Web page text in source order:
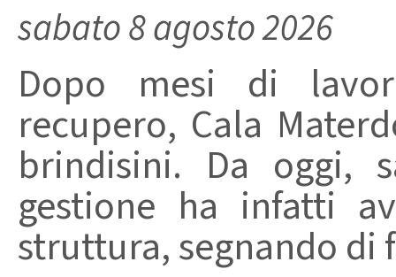
sabato 8 agosto 2026
Dopo mesi di
recupero, Cala
brindisini. Da oggi,
gestione ha infatti
struttura, segnando di